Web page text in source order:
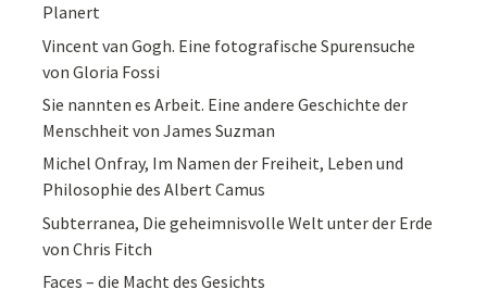
Planert
Vincent van Gogh. Eine fotografische Spurensuche
von Gloria Fossi
Sie nannten es Arbeit. Eine andere Geschichte der
Menschheit von James Suzman
Michel Onfray, Im Namen der Freiheit, Leben und
Philosophie des Albert Camus
Subterranea, Die geheimnisvolle Welt unter der Erde
von Chris Fitch
Faces – die Macht des Gesichts